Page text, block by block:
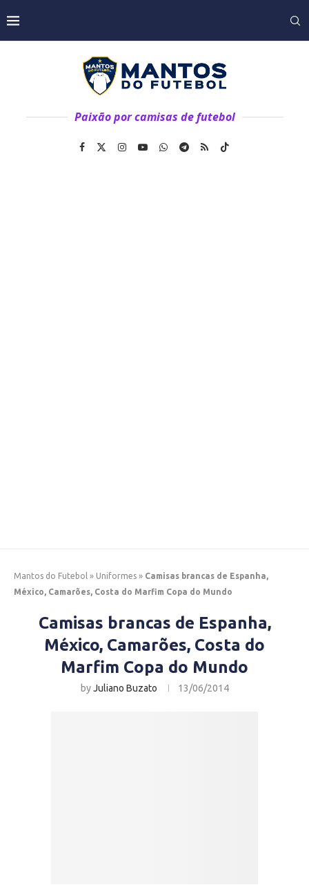
Paixão por camisas de futebol
Mantos do Futebol » Uniformes » Camisas brancas de Espanha,
México, Camarões, Costa do Marfim Copa do Mundo
Camisas brancas de Espanha,
México, Camarões, Costa do
Marfim Copa do Mundo
byJuliano Buzato 13/06/2014